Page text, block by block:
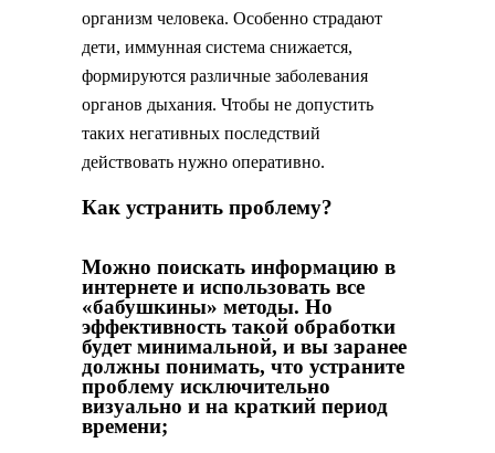
организм человека. Особенно страдают
дети, иммунная система снижается,
формируются различные заболевания
органов дыхания. Чтобы не допустить
таких негативных последствий
действовать нужно оперативно.
Как устранить проблему?
Можно поискать информацию в
интернете и использовать все
«бабушкины» методы. Но
эффективность такой обработки
будет минимальной, и вы заранее
должны понимать, что устраните
проблему исключительно
визуально и на краткий период
времени;